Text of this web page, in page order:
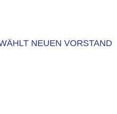
NEUEN VORSTAND